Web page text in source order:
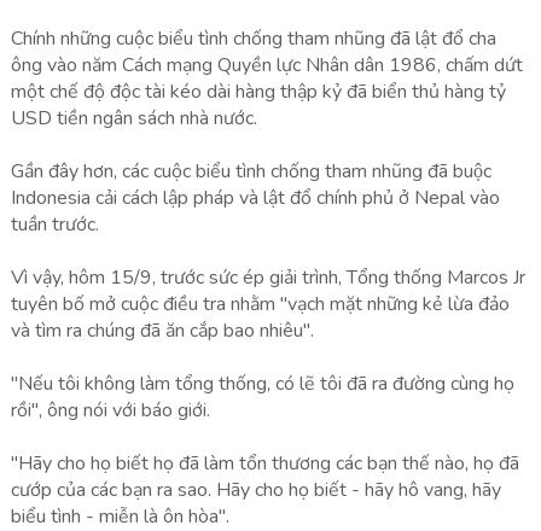
Chính những cuộc biểu tình chống tham nhũng đã lật đổ cha
ông vào năm Cách mạng Quyền lực Nhân dân 1986, chấm dứt
một chế độ độc tài kéo dài hàng thập kỷ đã biển thủ hàng tỷ
USD tiền ngân sách nhà nước.
Gần đây hơn, các cuộc biểu tình chống tham nhũng đã buộc
Indonesia cải cách lập pháp và lật đổ chính phủ ở Nepal vào
tuần trước.
Vì vậy, hôm 15/9, trước sức ép giải trình, Tổng thống Marcos Jr
tuyên bố mở cuộc điều tra nhằm "vạch mặt những kẻ lừa đảo
và tìm ra chúng đã ăn cắp bao nhiêu".
"Nếu tôi không làm tổng thống, có lẽ tôi đã ra đường cùng họ
rồi", ông nói với báo giới.
"Hãy cho họ biết họ đã làm tổn thương các bạn thế nào, họ đã
cướp của các bạn ra sao. Hãy cho họ biết - hãy hô vang, hãy
biểu tình - miễn là ôn hòa".